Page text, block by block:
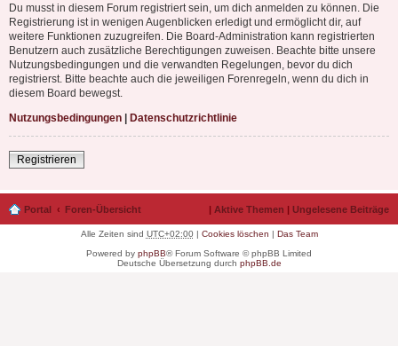
Du musst in diesem Forum registriert sein, um dich anmelden zu können. Die
Registrierung ist in wenigen Augenblicken erledigt und ermöglicht dir, auf
weitere Funktionen zuzugreifen. Die Board-Administration kann registrierten
Benutzern auch zusätzliche Berechtigungen zuweisen. Beachte bitte unsere
Nutzungsbedingungen und die verwandten Regelungen, bevor du dich
registrierst. Bitte beachte auch die jeweiligen Forenregeln, wenn du dich in
diesem Board bewegst.
Nutzungsbedingungen | Datenschutzrichtlinie
Registrieren
Portal Foren-Übersicht | Aktive Themen | Ungelesene Beiträge
Alle Zeiten sind UTC+02:00| Cookies löschen | Das Team
Powered by phpBB® Forum Software © phpBB Limited
Deutsche Übersetzung durch phpBB.de